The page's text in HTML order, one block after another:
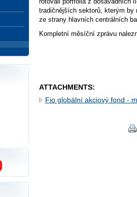
tradičnějších sektorů, kterým by
ze strany hlavních centrálních
Kompletní měsíční zprávu
ATTACHMENTS:
Fio globální akciový fond -